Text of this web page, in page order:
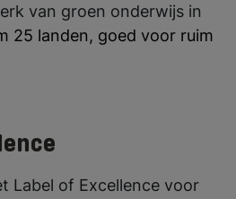
van groen onderwijs in
25 landen, goed voor ruim
Label of Excellence voor